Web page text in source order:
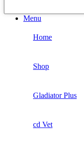
Menu
Home
Shop
Gladiator Plus
cd Vet